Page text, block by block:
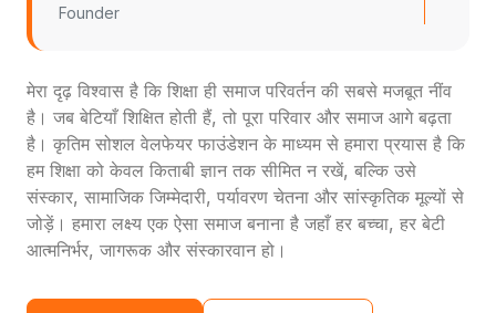
Founder
मेरा दृढ़ विश्वास है कि शिक्षा ही समाज परिवर्तन की सबसे मजबूत नींव
है। जब बेटियाँ शिक्षित होती हैं, तो पूरा परिवार और समाज आगे बढ़ता
है। कृतिम सोशल वेलफेयर फाउंडेशन के माध्यम से हमारा प्रयास है कि
हम शिक्षा को केवल किताबी ज्ञान तक सीमित न रखें, बल्कि उसे
संस्कार, सामाजिक जिम्मेदारी, पर्यावरण चेतना और सांस्कृतिक मूल्यों से
जोड़ें। हमारा लक्ष्य एक ऐसा समाज बनाना है जहाँ हर बच्चा, हर बेटी
आत्मनिर्भर, जागरूक और संस्कारवान हो।